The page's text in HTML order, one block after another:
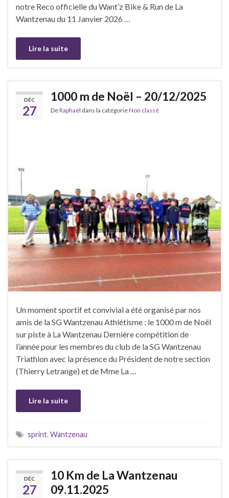
notre Reco officielle du Want’z Bike & Run de La
Wantzenau du 11 Janvier 2026 …
Lire la suite
DÉC
27
1000 m de Noël – 20/12/2025
DeRaphaël dans la catégorieNon classé
Un moment sportif et convivial a été organisé par nos
amis de la SG Wantzenau Athlétisme : le 1000 m de Noël
sur piste à La Wantzenau Dernière compétition de
l’année pour les membres du club de la SG Wantzenau
Triathlon avec la présence du Président de notre section
(Thierry Letrange) et de Mme La …
Lire la suite
sprint, Wantzenau
DÉC
27
10 Km de La Wantzenau
09.11.2025